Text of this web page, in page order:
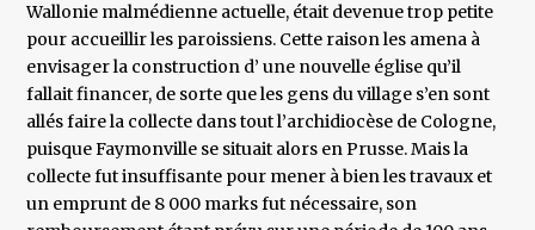
Wallonie malmédienne actuelle, était devenue trop petite
pour accueillir les paroissiens. Cette raison les amena à
envisager la construction d’ une nouvelle église qu’il
fallait financer, de sorte que les gens du village s’en sont
allés faire la collecte dans tout l’archidiocèse de Cologne,
puisque Faymonville se situait alors en Prusse. Mais la
collecte fut insuffisante pour mener à bien les travaux et
un emprunt de 8 000 marks fut nécessaire, son